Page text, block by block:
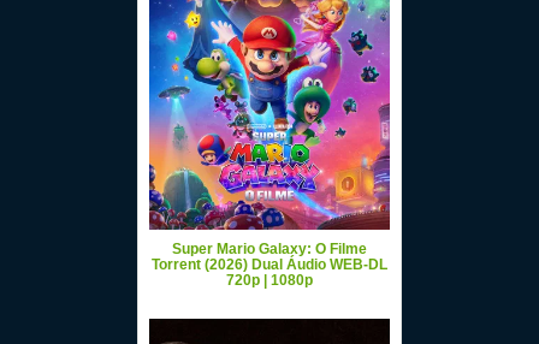
Super Mario Galaxy: O Filme
Torrent (2026) Dual Áudio WEB-DL
720p | 1080p